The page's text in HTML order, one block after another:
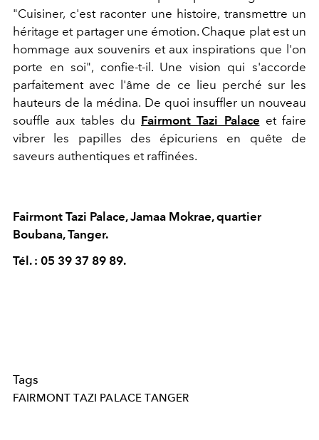
"Cuisiner, c'est raconter une histoire, transmettre un
héritage et partager une émotion. Chaque plat est un
hommage aux souvenirs et aux inspirations que l'on
porte en soi", confie-t-il. Une vision qui s'accorde
parfaitement avec l'âme de ce lieu perché sur les
hauteurs de la médina. De quoi insuffler un nouveau
souffle aux tables du Fairmont Tazi Palace et faire
vibrer les papilles des épicuriens en quête de
saveurs authentiques et raffinées.
Fairmont Tazi Palace, Jamaa Mokrae, quartier
Boubana, Tanger.
Tél. : 05 39 37 89 89.
Tags
FAIRMONT TAZI PALACE TANGER